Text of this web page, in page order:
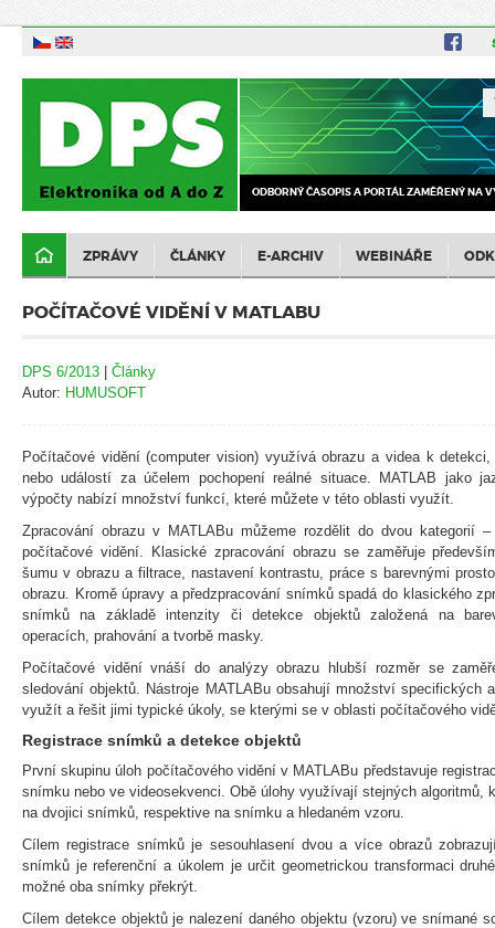
ODBORNÝ ČASOPIS A PORTÁL ZAMĚŘENÝ NA
ZPRÁVY ČLÁNKY E-ARCHIV WEBINÁŘE
POČÍTAČOVÉ VIDĚNÍ V MATLABU
DPS 6/2013 | Články
Autor: HUMUSOFT
Počítačové vidění (computer vision) využívá obrazu a videa k
nebo událostí za účelem pochopení reálné situace. MATLAB jako
výpočty nabízí množství funkcí, které můžete v této oblasti využít.
Zpracování obrazu v MATLABu můžeme rozdělit do dvou kategorií
počítačové vidění. Klasické zpracování obrazu se zaměřuje
šumu v obrazu a filtrace, nastavení kontrastu, práce s barevnými
obrazu. Kromě úpravy a předzpracování snímků spadá do klasického
snímků na základě intenzity či detekce objektů založená na
operacích, prahování a tvorbě masky.
Počítačové vidění vnáší do analýzy obrazu hlubší rozměr se
sledování objektů. Nástroje MATLABu obsahují množství specifických
využít a řešit jimi typické úkoly, se kterými se v oblasti počítačového
Registrace snímků a detekce objektů
První skupinu úloh počítačového vidění v MATLABu představuje
snímku nebo ve videosekvenci. Obě úlohy využívají stejných algoritmů,
na dvojici snímků, respektive na snímku a hledaném vzoru.
Cílem registrace snímků je sesouhlasení dvou a více obrazů
snímků je referenční a úkolem je určit geometrickou transformaci
možné oba snímky překrýt.
Cílem detekce objektů je nalezení daného objektu (vzoru) ve snímané